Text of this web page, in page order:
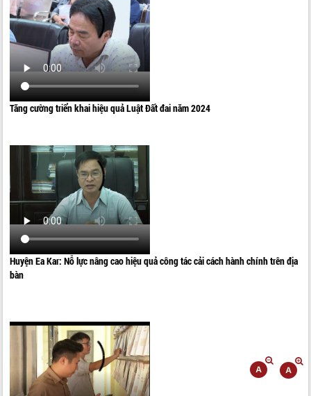
Tăng cường triển khai hiệu quả Luật Đất đai năm 2024
Huyện Ea Kar: Nỗ lực nâng cao hiệu quả công tác cải cách hành chính trên địa
bàn